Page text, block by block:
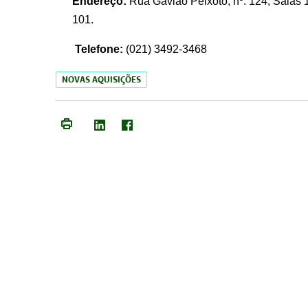
101.
Telefone: (021) 3492-3468
NOVAS AQUISIÇÕES